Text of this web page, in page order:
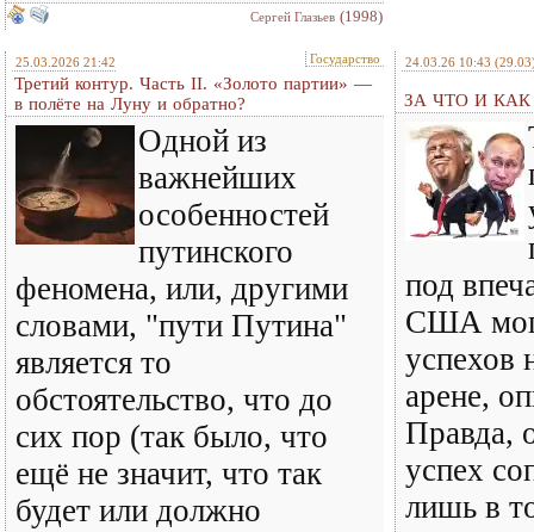
Сергей Глазьев (1998)
25.03.2026 21:42 Государство
Третий контур. Часть II. «Золото партии» —
в полёте на Луну и обратно?
Одной из
важнейших
особенностей
путинского
феномена, или, другими
словами, "пути Путина"
является то
обстоятельство, что до
сих пор (так было, что
ещё не значит, что так
будет или должно
24.03.26 10:43
ЗА ЧТО И
под
США
успехов
арене,
Правда,
успех
лишь в